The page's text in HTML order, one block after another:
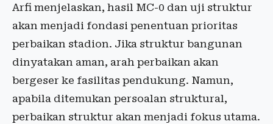
Arfi menjelaskan, hasil MC-0 dan uji struktur
akan menjadi fondasi penentuan prioritas
perbaikan stadion. Jika struktur bangunan
dinyatakan aman, arah perbaikan akan
bergeser ke fasilitas pendukung. Namun,
apabila ditemukan persoalan struktural,
perbaikan struktur akan menjadi fokus utama.